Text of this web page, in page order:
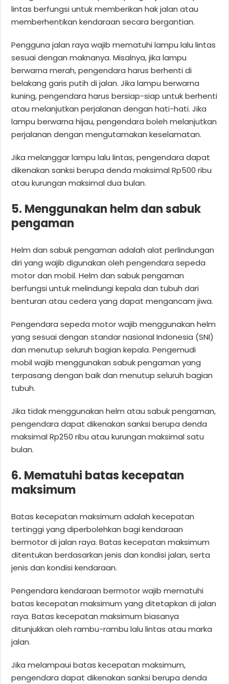
lintas berfungsi untuk memberikan hak jalan atau
memberhentikan kendaraan secara bergantian.
Pengguna jalan raya wajib mematuhi lampu lalu lintas
sesuai dengan maknanya. Misalnya, jika lampu
berwarna merah, pengendara harus berhenti di
belakang garis putih di jalan. Jika lampu berwarna
kuning, pengendara harus bersiap-siap untuk berhenti
atau melanjutkan perjalanan dengan hati-hati. Jika
lampu berwarna hijau, pengendara boleh melanjutkan
perjalanan dengan mengutamakan keselamatan.
Jika melanggar lampu lalu lintas, pengendara dapat
dikenakan sanksi berupa denda maksimal Rp500 ribu
atau kurungan maksimal dua bulan.
5. Menggunakan helm dan sabuk
pengaman
Helm dan sabuk pengaman adalah alat perlindungan
diri yang wajib digunakan oleh pengendara sepeda
motor dan mobil. Helm dan sabuk pengaman
berfungsi untuk melindungi kepala dan tubuh dari
benturan atau cedera yang dapat mengancam jiwa.
Pengendara sepeda motor wajib menggunakan helm
yang sesuai dengan standar nasional Indonesia (SNI)
dan menutup seluruh bagian kepala. Pengemudi
mobil wajib menggunakan sabuk pengaman yang
terpasang dengan baik dan menutup seluruh bagian
tubuh.
Jika tidak menggunakan helm atau sabuk pengaman,
pengendara dapat dikenakan sanksi berupa denda
maksimal Rp250 ribu atau kurungan maksimal satu
bulan.
6. Mematuhi batas kecepatan
maksimum
Batas kecepatan maksimum adalah kecepatan
tertinggi yang diperbolehkan bagi kendaraan
bermotor di jalan raya. Batas kecepatan maksimum
ditentukan berdasarkan jenis dan kondisi jalan, serta
jenis dan kondisi kendaraan.
Pengendara kendaraan bermotor wajib mematuhi
batas kecepatan maksimum yang ditetapkan di jalan
raya. Batas kecepatan maksimum biasanya
ditunjukkan oleh rambu-rambu lalu lintas atau marka
jalan.
Jika melampaui batas kecepatan maksimum,
pengendara dapat dikenakan sanksi berupa denda